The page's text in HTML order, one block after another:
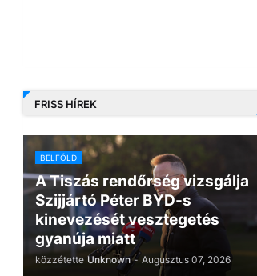
FRISS HÍREK
BELFÖLD
A Tiszás rendőrség vizsgálja
Szijjártó Péter BYD-s
kinevezését vesztegetés
gyanúja miatt
közzétette Unknown - Augusztus 07, 2026